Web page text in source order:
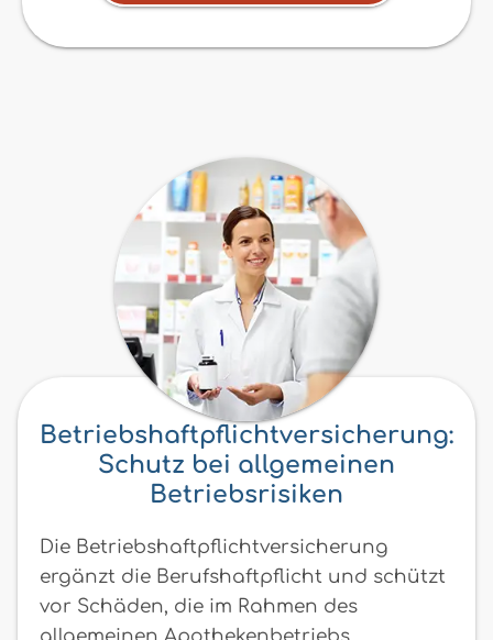
Betriebshaftpflichtversicherung:
Schutz bei allgemeinen
Betriebsrisiken
Die Betriebshaftpflichtversicherung
ergänzt die Berufshaftpflicht und schützt
vor Schäden, die im Rahmen des
allgemeinen Apothekenbetriebs